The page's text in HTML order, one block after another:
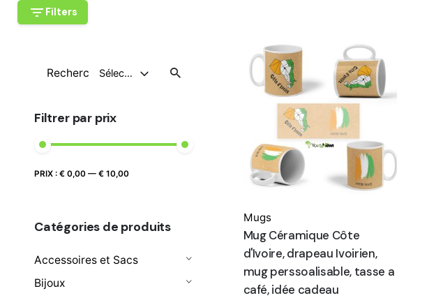
Filters
Recherche
Sélectionnez Une Catégorie
Filtrer par prix
Prix
Prix
PRIX : € 0,00 — € 10,00
Catégories de produits
Accessoires et Sacs
Bijoux
Mugs
Mug Céramique Côte
d'Ivoire, drapeau Ivoirien,
mug perssoalisable, tasse a
café, idée cadeau